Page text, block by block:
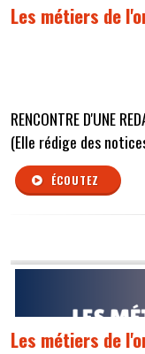
Les métiers de
RENCONTRE D'UNE
(Elle rédige des
ÉCOUTEZ
Les métiers de